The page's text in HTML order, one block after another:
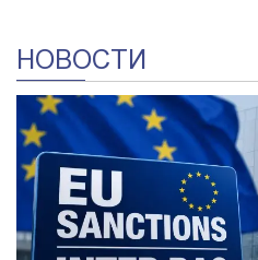
НОВОСТИ